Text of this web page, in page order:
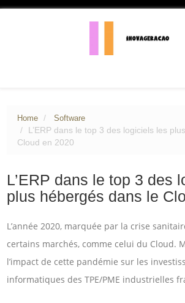
Home Software
L’ERP dans le top 3 des logiciels les
Cloud en 2020
L’ERP dans le top 3 des
plus hébergés dans le
L’année 2020, marquée par la crise
certains marchés, comme celui du Cloud.
l’impact de cette pandémie sur les
informatiques des TPE/PME industrielles